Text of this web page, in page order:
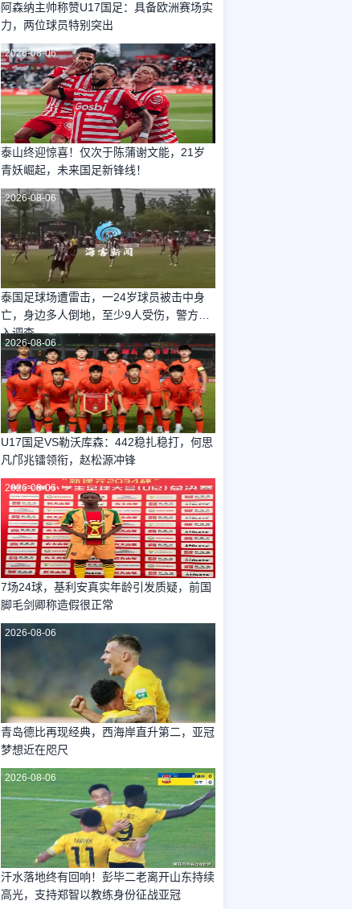
阿森纳主帅称赞U17国足：具备欧洲赛场实
力，两位球员特别突出
2026-08-06
泰山终迎惊喜！仅次于陈蒲谢文能，21岁
青妖崛起，未来国足新锋线！
2026-08-06
泰国足球场遭雷击，一24岁球员被击中身
亡，身边多人倒地，至少9人受伤，警方介
入调查
2026-08-06
U17国足VS勒沃库森：442稳扎稳打，何思
凡邝兆镭领衔，赵松源冲锋
2026-08-06
7场24球，基利安真实年龄引发质疑，前国
脚毛剑卿称造假很正常
2026-08-06
青岛德比再现经典，西海岸直升第二，亚冠
梦想近在咫尺
2026-08-06
汗水落地终有回响！彭毕二老离开山东持续
高光，支持郑智以教练身份征战亚冠